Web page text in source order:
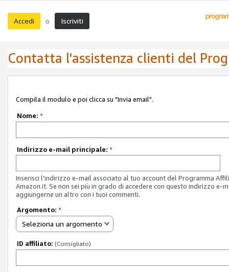
Accedi o Iscriviti
Contatta l'assistenza clienti del
Compila il modulo e poi clicca su "Invia email".
Nome: *
Indirizzo e-mail principale: *
Inserisci l'indirizzo e-mail associato al tuo account del Programma
Amazon.it. Se non sei più in grado di accedere con questo indirizzo e-
aggiungerne un altro con i tuoi commenti.
Argomento: *
Seleziona un argomento
ID affiliato: (Consigliato)